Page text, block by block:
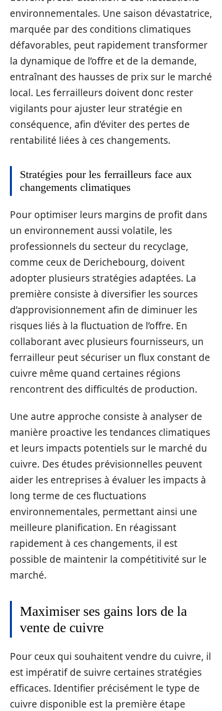
environnementales. Une saison dévastatrice,
marquée par des conditions climatiques
défavorables, peut rapidement transformer
la dynamique de l’offre et de la demande,
entraînant des hausses de prix sur le marché
local. Les ferrailleurs doivent donc rester
vigilants pour ajuster leur stratégie en
conséquence, afin d’éviter des pertes de
rentabilité liées à ces changements.
Stratégies pour les ferrailleurs face aux
changements climatiques
Pour optimiser leurs margins de profit dans
un environnement aussi volatile, les
professionnels du secteur du recyclage,
comme ceux de Derichebourg, doivent
adopter plusieurs stratégies adaptées. La
première consiste à diversifier les sources
d’approvisionnement afin de diminuer les
risques liés à la fluctuation de l’offre. En
collaborant avec plusieurs fournisseurs, un
ferrailleur peut sécuriser un flux constant de
cuivre même quand certaines régions
rencontrent des difficultés de production.
Une autre approche consiste à analyser de
manière proactive les tendances climatiques
et leurs impacts potentiels sur le marché du
cuivre. Des études prévisionnelles peuvent
aider les entreprises à évaluer les impacts à
long terme de ces fluctuations
environnementales, permettant ainsi une
meilleure planification. En réagissant
rapidement à ces changements, il est
possible de maintenir la compétitivité sur le
marché.
Maximiser ses gains lors de la
vente de cuivre
Pour ceux qui souhaitent vendre du cuivre, il
est impératif de suivre certaines stratégies
efficaces. Identifier précisément le type de
cuivre disponible est la première étape